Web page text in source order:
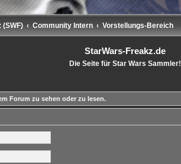
Community Intern Vorstellungs-Bereich
StarWars-Freakz.de
Die Seite für Star Wars Sammler!
Forum zu sehen oder zu lesen.